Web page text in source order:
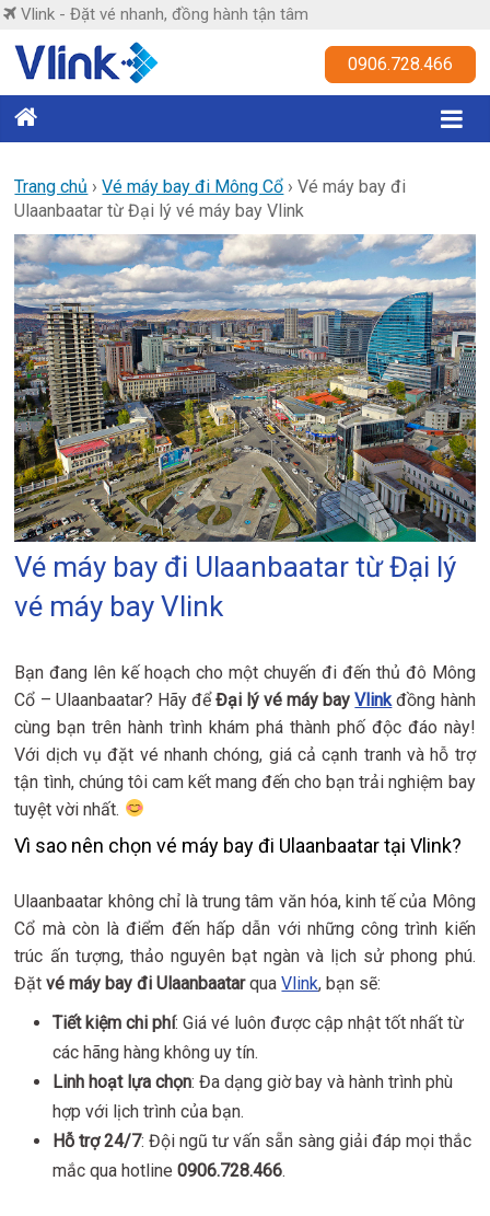
Skip
content
Vlink - Đặt vé nhanh, đồng hành tận tâm
Vlink
nhanh,
đồng
hành
tận
tâm
0906.728.466
Trang chủ ›Vé máy bay đi Mông Cổ ›Vé máy bay đi
Ulaanbaatar từ Đại lý vé máy bay Vlink
Vé máy bay đi Ulaanbaatar từ Đại lý
vé máy bay Vlink
Bạn đang lên kế hoạch cho một chuyến đi đến thủ đô Mông
Cổ – Ulaanbaatar? Hãy đểĐại lý vé máy bayVlink đồng hành
cùng bạn trên hành trình khám phá thành phố độc đáo này!
Với dịch vụ đặt vé nhanh chóng, giá cả cạnh tranh và hỗ trợ
tận tình, chúng tôi cam kết mang đến cho bạn trải nghiệm bay
tuyệt vời nhất.
Vì sao nên chọn vé máy bay đi Ulaanbaatar tại Vlink?
Ulaanbaatar không chỉ là trung tâm văn hóa, kinh tế của Mông
Cổ mà còn là điểm đến hấp dẫn với những công trình kiến
trúc ấn tượng, thảo nguyên bạt ngàn và lịch sử phong phú.
Đặtvé máy bay đi UlaanbaatarquaVlink, bạn sẽ:
Tiết kiệm chi phí: Giá vé luôn được cập nhật tốt nhất từ
các hãng hàng không uy tín.
Linh hoạt lựa chọn: Đa dạng giờ bay và hành trình phù
hợp với lịch trình của bạn.
Hỗ trợ 24/7: Đội ngũ tư vấn sẵn sàng giải đáp mọi thắc
mắc qua hotline0906.728.466.